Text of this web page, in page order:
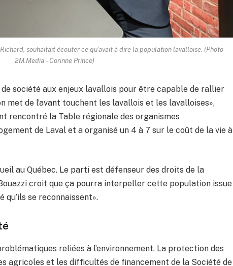
souhaitait écouter ce qu’avait à dire la population lavalloise. (Photo
2M.Media – Corinne Prince)
société aux enjeux lavallois pour être capable de rallier
met de l’avant touchent les lavallois et les lavalloises»,
rencontré la Table régionale des organismes
de Laval et a organisé un 4 à 7 sur le coût de la vie à
au Québec. Le parti est défenseur des droits de la
croit que ça pourra interpeller cette population issue
qu’ils se reconnaissent».
reliées à l’environnement. La protection des
agricoles et les difficultés de financement de la Société de